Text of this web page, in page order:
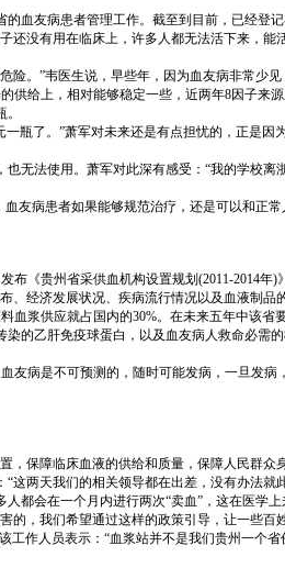
友病患者管理工作。截至到目前，已经登记
没有用在临床上，许多人都无法活下来，能
”韦医生说，早些年，因为血友病非常少见
上，相对能够稳定一些，近两年8因子来源
了。”萧军对未来还是有点担忧的，正是
法使用。萧军对此深有感受：“我的学校
病患者如果能够规范治疗，还是可以和正常
《贵州省采供血机构设置规划(2011-2014年)》
济发展状况、疾病流行情况以及血液制品
浆供应就占国内的30%。在未来五年中该省
的乙肝免疫球蛋白，以及血友病人救命必
病是不可预测的，随时可能发病，一旦发病
保障临床血液的供给和质量，保障人民群
天我们的相关领导都在出差，没有办法就
会在一个月内进行两次“卖血”，这在医学上
我们希望通过这样的政策引导，让一些百
作人员表示：“血浆站并不是我们贵州一个